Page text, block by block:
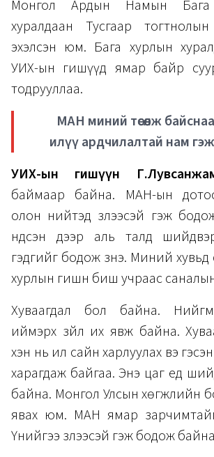
Монгол Ардын Намын
хуралдаан Тусгаар тогтнолын
эхэлсэн юм. Бага хурлын
УИХ-ын гишүүд ямар байр
тодрууллаа.
МАН миний төсөөлж
илүү ардчилалтай нам
УИХ-ын гишүүн
баймаар байна. МАН-ын
олон нийтэд үзүүлээсэй гэж
үндсэн дээр аль талд
гэдгийг бодож үзнэ. Миний
хурлын гишүүн биш учраас
Хуваагдал бол байна.
иймэрхүү зүйл их явж байна.
хэн нь илүү сайн харлуулах вэ
харагдаж байгаа. Энэ цаг үед
байна. Монгол Улсын хөгжлийн
явах юм. МАН ямар
Үүнийгээ үзүүлээсэй гэж бодож